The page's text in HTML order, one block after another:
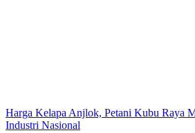
Harga Kelapa Anjlok, Petani Kubu Raya
Industri Nasional